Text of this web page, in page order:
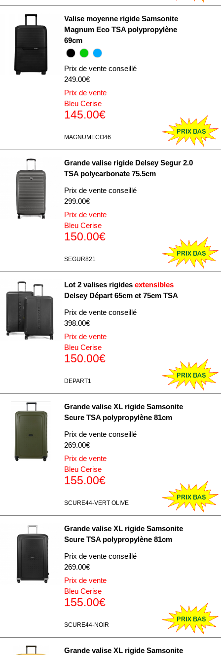
Valise moyenne rigide Samsonite
Magnum Eco TSA polypropylène
69cm
Prix de vente conseillé
249.00€
Prix de vente
Bleu Cerise
145.00€
MAGNUMECO46
Grande valise rigide Delsey Segur 2.0
TSA polycarbonate 75.5cm
Prix de vente conseillé
299.00€
Prix de vente
Bleu Cerise
150.00€
SEGUR821
Lot 2 valises rigides extensibles
Delsey Départ 65cm et 75cm TSA
Prix de vente conseillé
398.00€
Prix de vente
Bleu Cerise
150.00€
DEPART1
Grande valise XL rigide Samsonite
Scure TSA polypropylène 81cm
Prix de vente conseillé
269.00€
Prix de vente
Bleu Cerise
155.00€
SCURE44-VERT OLIVE
Grande valise XL rigide Samsonite
Scure TSA polypropylène 81cm
Prix de vente conseillé
269.00€
Prix de vente
Bleu Cerise
155.00€
SCURE44-NOIR
Grande valise XL rigide Samsonite